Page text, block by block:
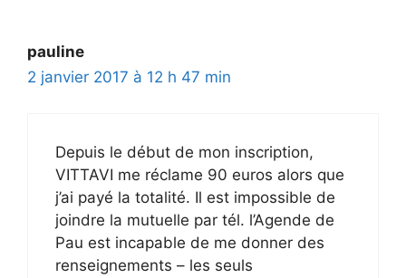
pauline
2 janvier 2017 à 12 h 47 min
Depuis le début de mon inscription,
VITTAVI me réclame 90 euros alors que
j’ai payé la totalité. Il est impossible de
joindre la mutuelle par tél. l’Agende de
Pau est incapable de me donner des
renseignements – les seuls